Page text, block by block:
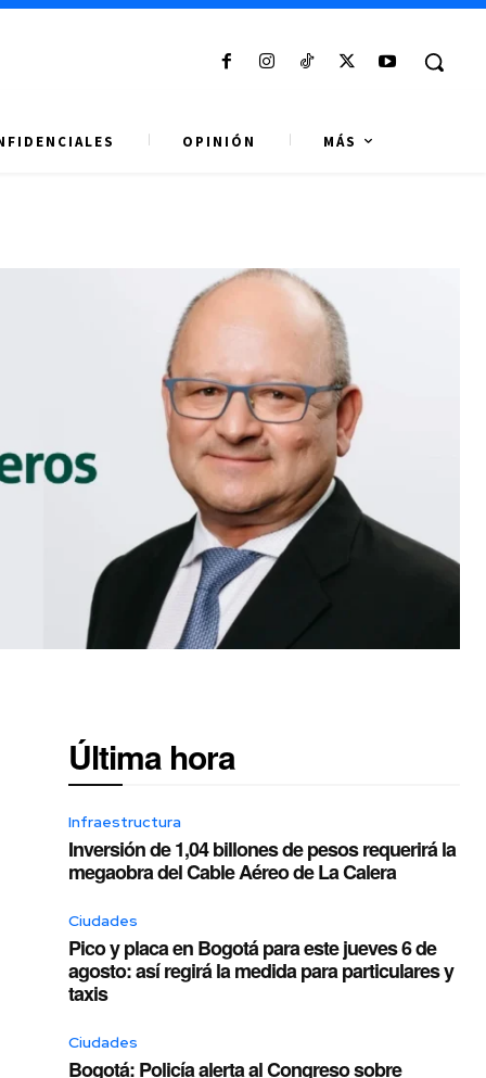
OPINIÓN MÁS
Última hora
Infraestructura
Inversión de 1,04 billones de pesos requerirá la
megaobra del Cable Aéreo de La Calera
Ciudades
Pico y placa en Bogotá para este jueves 6 de
agosto: así regirá la medida para particulares y
taxis
Ciudades
Bogotá: Policía alerta al Congreso sobre